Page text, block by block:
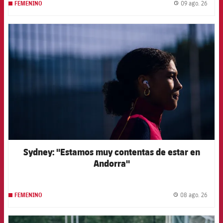
FEMENINO 09 ago. 26
Sydney: "Estamos muy contentas de estar en
Andorra"
FEMENINO 08 ago. 26
FCB Barcelona badge